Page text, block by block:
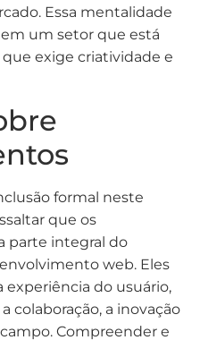
Essa mentalidade
um setor que está
exige criatividade e
formal neste
que os
parte integral do
web. Eles
experiência do usuário,
colaboração, a inovação
Compreender e